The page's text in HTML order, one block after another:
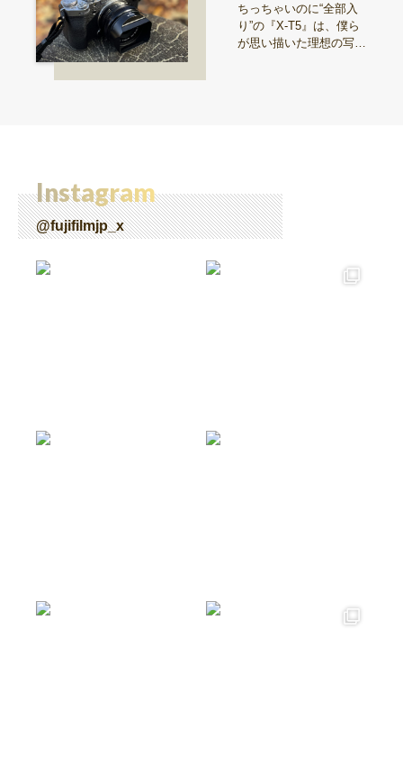
ちっちゃいのに“全部入
り”の『X-T5』は、僕ら
が思い描いた理想の写真
Instagram
@fujifilmjp_x